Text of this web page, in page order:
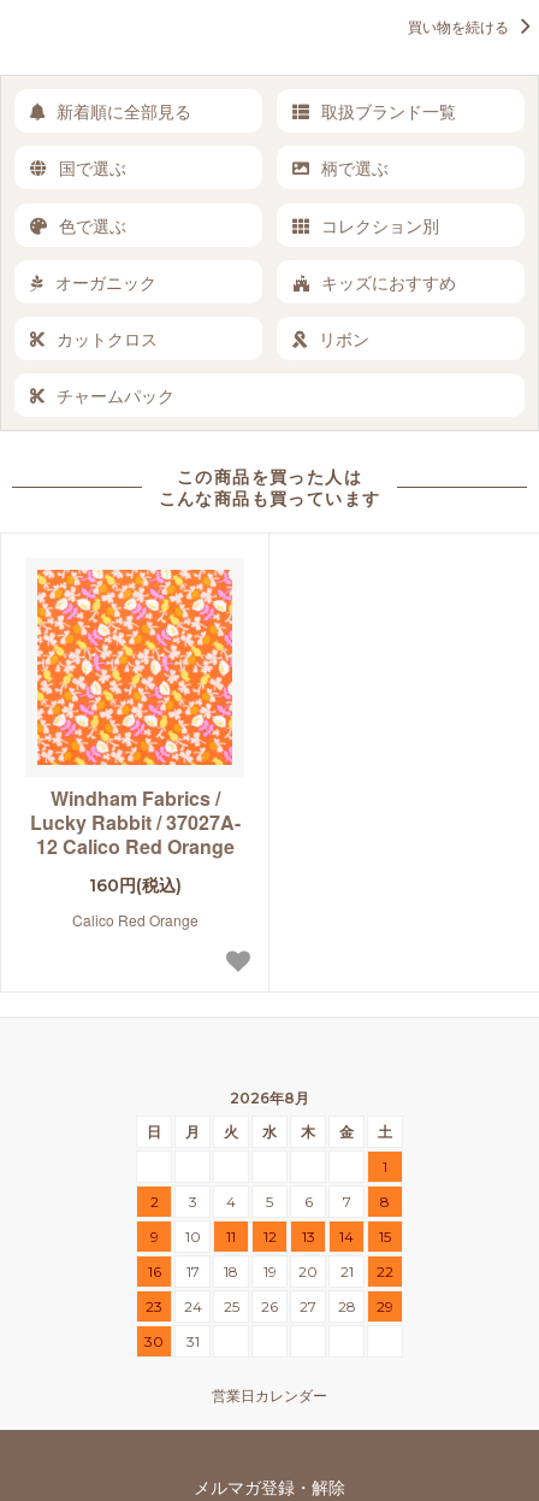
買い物を続ける
新着順に全部見る 取扱ブランド一覧
国で選ぶ 柄で選ぶ
色で選ぶ コレクション別
オーガニック キッズにおすすめ
カットクロス リボン
チャームパック
この商品を買った人は
こんな商品も買っています
Windham Fabrics /
Lucky Rabbit / 37027A-
12 Calico Red Orange
160円(税込)
Calico Red Orange
2026年8月
日
月 火 水 木 金
土
1
2
3 4 5 6 7
8
9
10 11 12 13 14
15
16
17 18 19 20 21
22
23
24 25 26 27 28
29
30
31
営業日カレンダー
メルマガ登録・解除